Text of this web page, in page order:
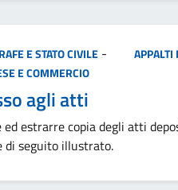
E STATO CIVILE - APPALTI
E COMMERCIO
agli atti
estrarre copia degli atti
di seguito illustrato.